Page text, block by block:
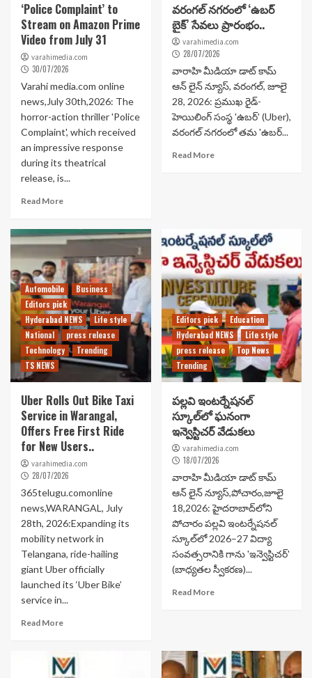
‘Police Complaint’ to
Stream on Amazon Prime
Video from July 31
varahimedia.com
30/07/2026
Varahi media.com online
news,July 30th,2026: The
horror-action thriller 'Police
Complaint', which received
an impressive response
during its theatrical
release, is...
Read More
వరంగల్ నగరంలో ‘ఉబర్
బైక్’ సేవలు ప్రారంభం..
varahimedia.com
28/07/2026
వారాహి మీడియా డాట్ కామ్
ఆన్ లైన్ న్యూస్, వరంగల్, జూలై
28, 2026: ప్రముఖ రైడ్-
హెయిలింగ్ సంస్థ 'ఉబర్' (Uber),
వరంగల్ నగరంలో తమ 'ఉబర్...
Read More
Automobile
Business
Editors pick
Hyderabad NEWS
Life style
National
press release
Technology
Trending
TS NEWS
Uber Rolls Out Bike Taxi
Service in Warangal,
Offers Free First Ride
for New Users..
varahimedia.com
28/07/2026
365telugu.comonline
news,WARANGAL, July
28th, 2026:Expanding its
mobility network in
Telangana, ride-hailing
giant Uber officially
launched its ‘Uber Bike’
service in...
Read More
Editors pick
Education
Hyderabad NEWS
Life style
press release
Top News
Trending
పల్లవి ఇంటర్నేషనల్
స్కూల్‌లో ఘనంగా
ఇన్వెస్టిచర్ వేడుకలు
varahimedia.com
18/07/2026
వారాహి మీడియా డాట్ కామ్
ఆన్ లైన్ న్యూస్,పోచారం,జూలై
18,2026: హైదరాబాద్‌లోని
పోచారం పల్లవి ఇంటర్నేషనల్
స్కూల్‌లో 2026–27 విద్యా
సంవత్సరానికి గాను 'ఇన్వెస్టిచర్'
(బాధ్యతల స్వీకరణ)...
Read More